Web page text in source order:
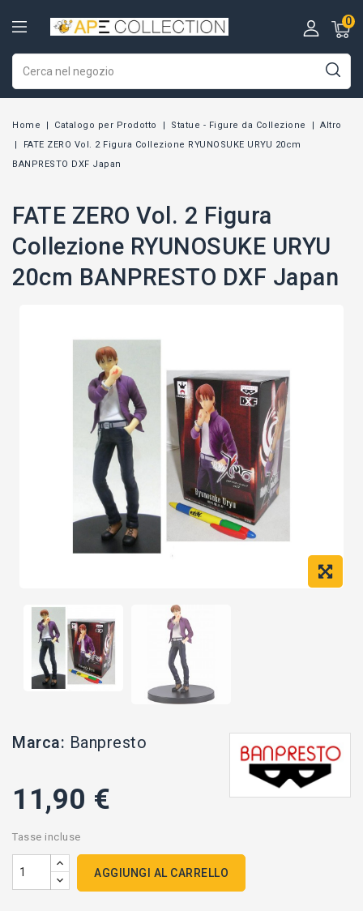
0
Home Catalogo per Prodotto Statue - Figure da Collezione
Altro
FATE ZERO Vol. 2 Figura Collezione RYUNOSUKE URYU 20cm
BANPRESTO DXF Japan
FATE ZERO Vol. 2 Figura
Collezione RYUNOSUKE URYU
20cm BANPRESTO DXF Japan
Marca: Banpresto
11,90 €
Tasse incluse
AGGIUNGI AL CARRELLO